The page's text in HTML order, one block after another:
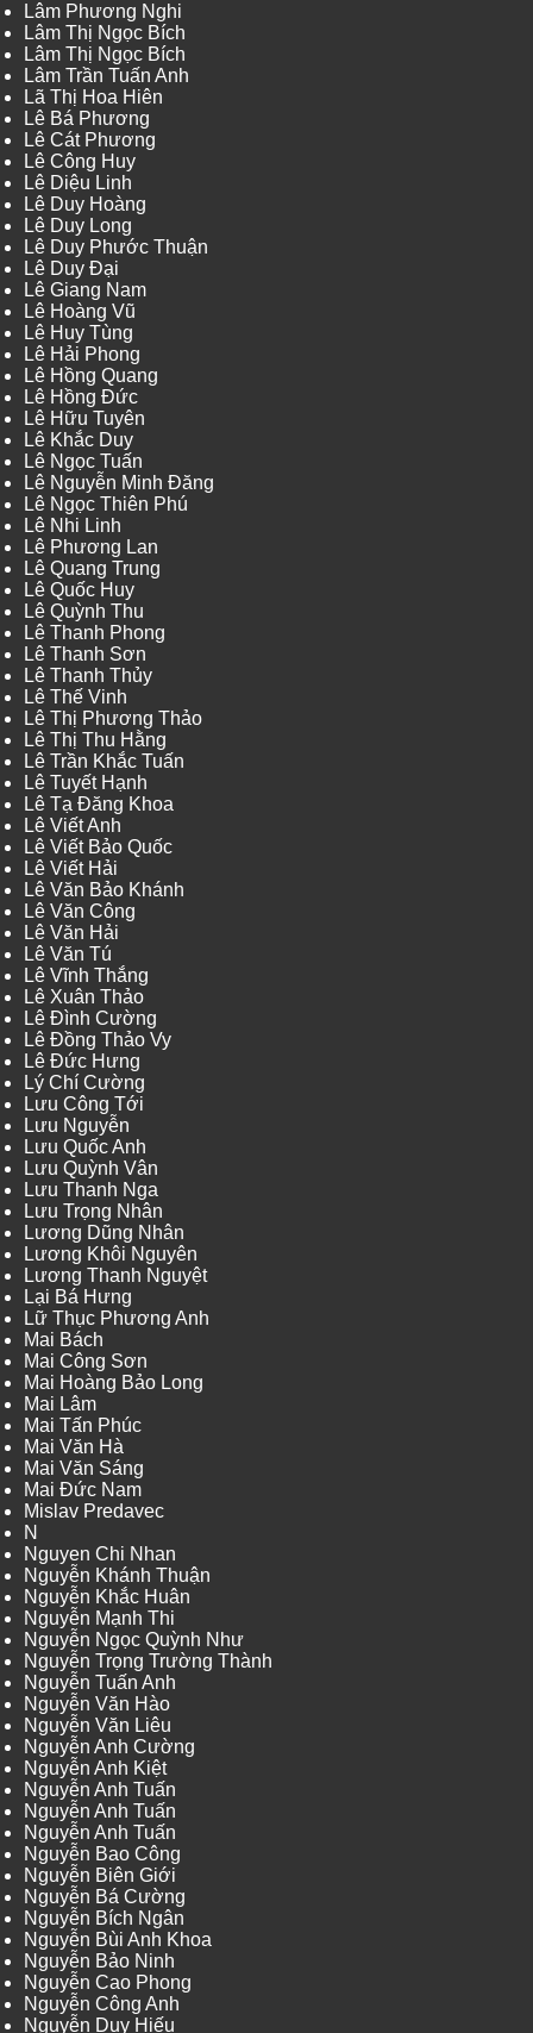
Lâm Phương Nghi
Lâm Thị Ngọc Bích
Lâm Thị Ngọc Bích
Lâm Trần Tuấn Anh
Lã Thị Hoa Hiên
Lê Bá Phương
Lê Cát Phương
Lê Công Huy
Lê Diệu Linh
Lê Duy Hoàng
Lê Duy Long
Lê Duy Phước Thuận
Lê Duy Đại
Lê Giang Nam
Lê Hoàng Vũ
Lê Huy Tùng
Lê Hải Phong
Lê Hồng Quang
Lê Hồng Đức
Lê Hữu Tuyên
Lê Khắc Duy
Lê Ngọc Tuấn
Lê Nguyễn Minh Đăng
Lê Ngọc Thiên Phú
Lê Nhi Linh
Lê Phương Lan
Lê Quang Trung
Lê Quốc Huy
Lê Quỳnh Thu
Lê Thanh Phong
Lê Thanh Sơn
Lê Thanh Thủy
Lê Thế Vinh
Lê Thị Phương Thảo
Lê Thị Thu Hằng
Lê Trần Khắc Tuấn
Lê Tuyết Hạnh
Lê Tạ Đăng Khoa
Lê Viết Anh
Lê Viết Bảo Quốc
Lê Viết Hải
Lê Văn Bảo Khánh
Lê Văn Công
Lê Văn Hải
Lê Văn Tú
Lê Vĩnh Thắng
Lê Xuân Thảo
Lê Đình Cường
Lê Đồng Thảo Vy
Lê Đức Hưng
Lý Chí Cường
Lưu Công Tới
Lưu Nguyễn
Lưu Quốc Anh
Lưu Quỳnh Vân
Lưu Thanh Nga
Lưu Trọng Nhân
Lương Dũng Nhân
Lương Khôi Nguyên
Lương Thanh Nguyệt
Lại Bá Hưng
Lữ Thục Phương Anh
Mai Bách
Mai Công Sơn
Mai Hoàng Bảo Long
Mai Lâm
Mai Tấn Phúc
Mai Văn Hà
Mai Văn Sáng
Mai Đức Nam
Mislav Predavec
N
Nguyen Chi Nhan
Nguyễn Khánh Thuận
Nguyễn Khắc Huân
Nguyễn Mạnh Thi
Nguyễn Ngọc Quỳnh Như
Nguyễn Trọng Trường Thành
Nguyễn Tuấn Anh
Nguyễn Văn Hào
Nguyễn Văn Liêu
Nguyễn Anh Cường
Nguyễn Anh Kiệt
Nguyễn Anh Tuấn
Nguyễn Anh Tuấn
Nguyễn Anh Tuấn
Nguyễn Bao Công
Nguyễn Biên Giới
Nguyễn Bá Cường
Nguyễn Bích Ngân
Nguyễn Bùi Anh Khoa
Nguyễn Bảo Ninh
Nguyễn Cao Phong
Nguyễn Công Anh
Nguyễn Duy Hiếu